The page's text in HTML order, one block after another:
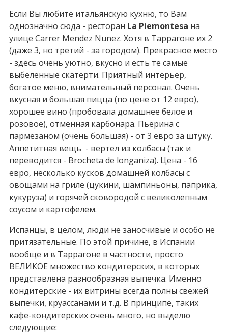
Если Вы любите итальянскую кухню, то Вам
однозначно сюда - ресторан La Piemontesa на
улице Carrer Mendez Nunez. Хотя в Таррагоне их 2
(даже 3, но третий - за городом). Прекрасное место
- здесь очень уютно, вкусно и есть те самые
выбеленные скатерти. Приятный интерьер,
богатое меню, внимательный персонал. Очень
вкусная и большая пицца (по цене от 12 евро),
хорошее вино (пробовала домашнее белое и
розовое), отменная карбонара. Пьерина с
пармезаном (очень большая) - от 3 евро за штуку.
Аппетитная вещь - вертел из колбасы (так и
переводится - Brocheta de longaniza). Цена - 16
евро, несколько кусков домашней колбасы с
овощами на гриле (цукини, шампиньоны, паприка,
кукуруза) и горячей сковородой с великолепным
соусом и картофелем.
Испанцы, в целом, люди не заносчивые и особо не
притязательные. По этой причине, в Испании
вообще и в Таррагоне в частности, просто
ВЕЛИКОЕ множество кондитерских, в которых
представлена разнообразная выпечка. Именно
кондитерские - их витрины всегда полны свежей
выпечки, круассанами и т.д. В принципе, таких
кафе-кондитерских очень много, но выделю
следующие: